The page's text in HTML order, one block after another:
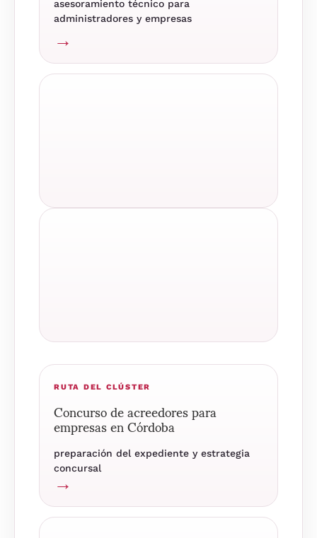
asesoramiento técnico para
administradores y empresas
→
RUTA DEL CLÚSTER
Concurso de acreedores para
empresas en Córdoba
preparación del expediente y estrategia
concursal
→